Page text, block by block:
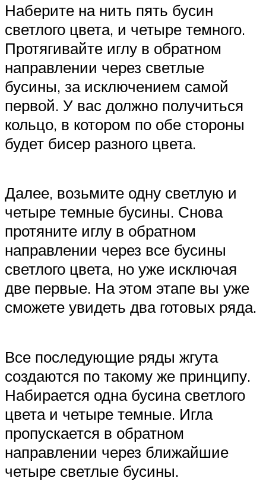
Наберите на нить пять бусин
светлого цвета, и четыре темного.
Протягивайте иглу в обратном
направлении через светлые
бусины, за исключением самой
первой. У вас должно получиться
кольцо, в котором по обе стороны
будет бисер разного цвета.
Далее, возьмите одну светлую и
четыре темные бусины. Снова
протяните иглу в обратном
направлении через все бусины
светлого цвета, но уже исключая
две первые. На этом этапе вы уже
сможете увидеть два готовых ряда.
Все последующие ряды жгута
создаются по такому же принципу.
Набирается одна бусина светлого
цвета и четыре темные. Игла
пропускается в обратном
направлении через ближайшие
четыре светлые бусины.